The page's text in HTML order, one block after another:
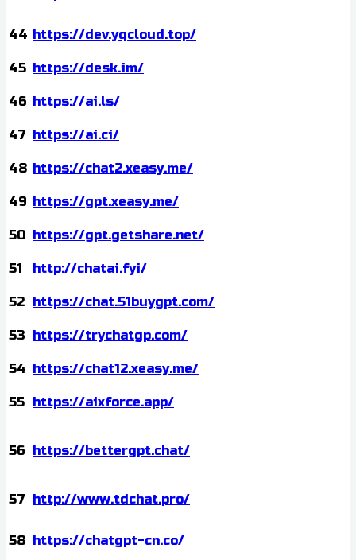
44 https://dev.yqcloud.top/
45 https://desk.im/
46 https://ai.ls/
47 https://ai.ci/
48 https://chat2.xeasy.me/
49 https://gpt.xeasy.me/
50 https://gpt.getshare.net/
51 http://chatai.fyi/
52 https://chat.51buygpt.com/
53 https://trychatgp.com/
54 https://chat12.xeasy.me/
55 https://aixforce.app/
56 https://bettergpt.chat/
57 http://www.tdchat.pro/
58 https://chatgpt-cn.co/